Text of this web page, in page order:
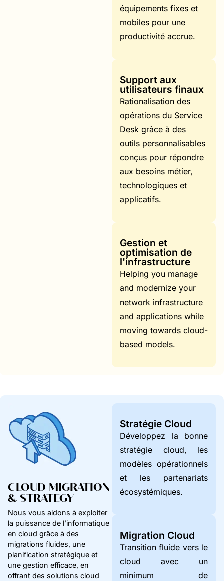
équipements fixes et
mobiles pour une
productivité accrue.
Support aux
utilisateurs finaux
Rationalisation des
opérations du Service
Desk grâce à des
outils personnalisables
conçus pour répondre
aux besoins métier,
technologiques et
applicatifs.
Gestion et
optimisation de
l'infrastructure
Helping you manage
and modernize your
network infrastructure
and applications while
moving towards cloud-
based models.
CLOUD MIGRATION
& STRATEGY
Nous vous aidons à exploiter
la puissance de l’informatique
en cloud grâce à des
migrations fluides, une
planification stratégique et
une gestion efficace, en
offrant des solutions cloud
Stratégie Cloud
Développez la bonne
stratégie cloud, les
modèles opérationnels
et les partenariats
écosystémiques.
Migration Cloud
Transition fluide vers le
cloud avec un
minimum de